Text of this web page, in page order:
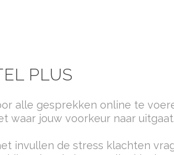
PLUS
alle gesprekken online te
waar jouw voorkeur naar uitgaat.
invullen de stress klachten